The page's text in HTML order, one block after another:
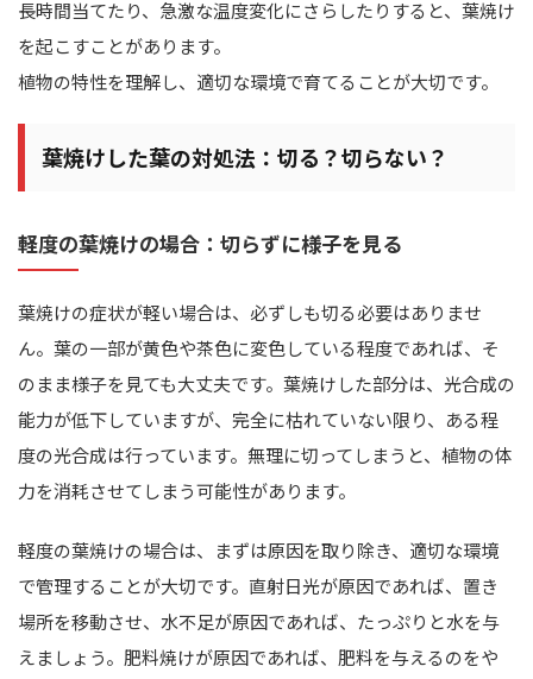
長時間当てたり、急激な温度変化にさらしたりすると、葉焼け
を起こすことがあります。
植物の特性を理解し、適切な環境で育てることが大切です。
葉焼けした葉の対処法：切る？切らない？
軽度の葉焼けの場合：切らずに様子を見る
葉焼けの症状が軽い場合は、必ずしも切る必要はありませ
ん。葉の一部が黄色や茶色に変色している程度であれば、そ
のまま様子を見ても大丈夫です。葉焼けした部分は、光合成の
能力が低下していますが、完全に枯れていない限り、ある程
度の光合成は行っています。無理に切ってしまうと、植物の体
力を消耗させてしまう可能性があります。
軽度の葉焼けの場合は、まずは原因を取り除き、適切な環境
で管理することが大切です。直射日光が原因であれば、置き
場所を移動させ、水不足が原因であれば、たっぷりと水を与
えましょう。肥料焼けが原因であれば、肥料を与えるのをや